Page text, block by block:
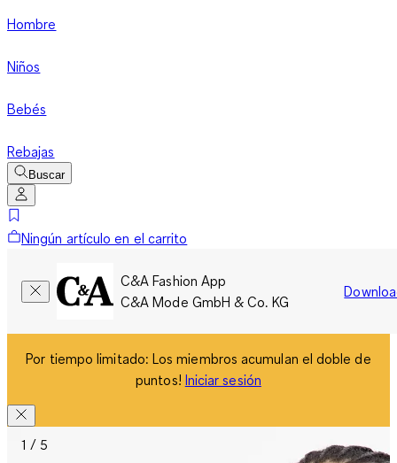
Hombre
Niños
Bebés
Rebajas
Buscar
Ningún artículo en el carrito
C&A Fashion App
C&A Mode GmbH & Co. KG
Por tiempo limitado: Los miembros acumulan el doble de
puntos! Iniciar sesión
1 / 5